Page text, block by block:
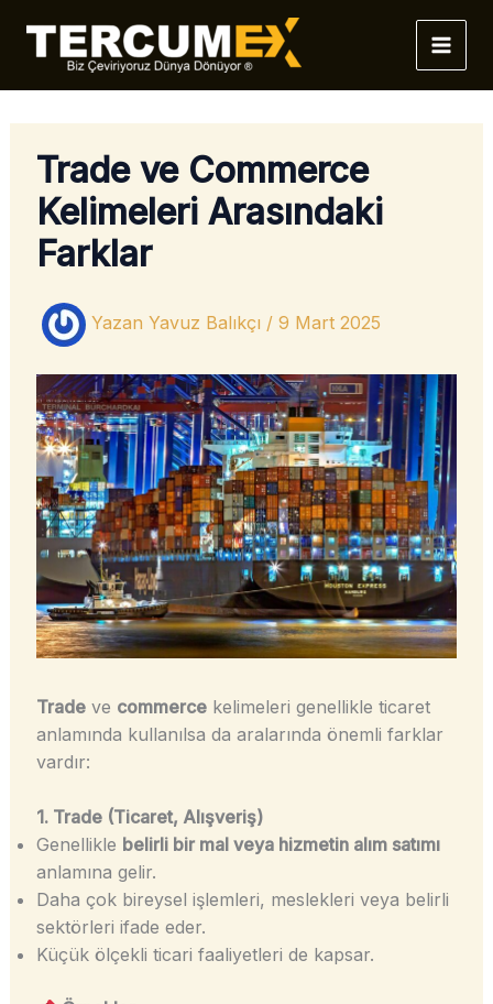
atla
Trade ve Commerce
Kelimeleri Arasındaki
Farklar
Yazan Yavuz Balıkçı / 9 Mart 2025
Tradeve commercekelimeleri genellikle ticaret
anlamında kullanılsa da aralarında önemli farklar
vardır:
1. Trade (Ticaret, Alışveriş)
Genellikle belirli bir mal veya hizmetin alım satımı
anlamına gelir.
Daha çok bireysel işlemleri, meslekleri veya belirli
sektörleri ifade eder.
Küçük ölçekli ticari faaliyetleri de kapsar.